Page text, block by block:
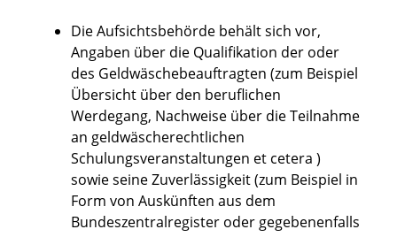
Die Aufsichtsbehörde behält sich vor,
Angaben über die Qualifikation der oder
des Geldwäschebeauftragten (zum Beispiel
Übersicht über den beruflichen
Werdegang, Nachweise über die Teilnahme
an geldwäscherechtlichen
Schulungsveranstaltungen et cetera )
sowie seine Zuverlässigkeit (zum Beispiel in
Form von Auskünften aus dem
Bundeszentralregister oder gegebenenfalls